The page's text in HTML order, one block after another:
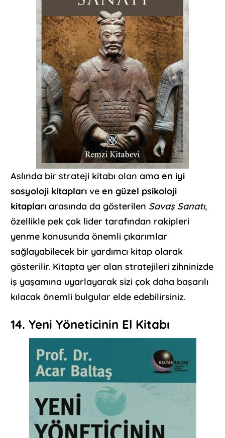
Aslında bir strateji kitabı olan amaen iyi
sosyoloji kitapları veen güzel psikoloji
kitaplarıarasında da gösterilen Savaş Sanatı,
özellikle pek çok lider tarafından rakipleri
yenme konusunda önemli çıkarımlar
sağlayabilecek bir yardımcı kitap olarak
gösterilir. Kitapta yer alan stratejileri zihninizde
iş yaşamına uyarlayarak sizi çok daha başarılı
kılacak önemli bulgular elde edebilirsiniz.
14. Yeni Yöneticinin El Kitabı